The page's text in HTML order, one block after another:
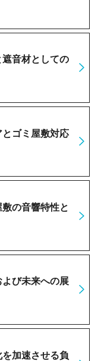
音材としての
ゴミ屋敷対応
の音響特性と
び未来への展
加速させる負